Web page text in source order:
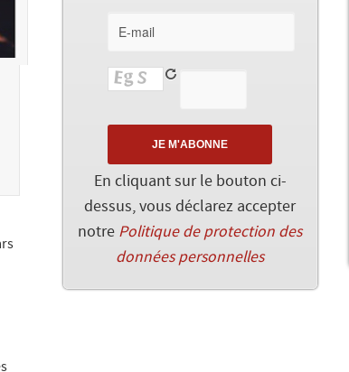
En cliquant sur le bouton ci-
dessus, vous déclarez accepter
notre Politique de protection des
données personnelles